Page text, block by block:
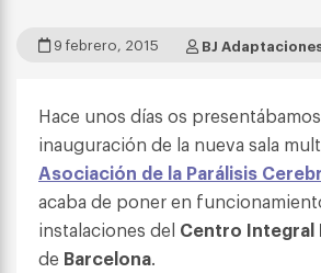
9 febrero, 2015 BJ
Hace unos días os
inauguración de la nueva sala
Asociación de la Parálisis
acaba de poner en
instalaciones del Centro
de Barcelona.